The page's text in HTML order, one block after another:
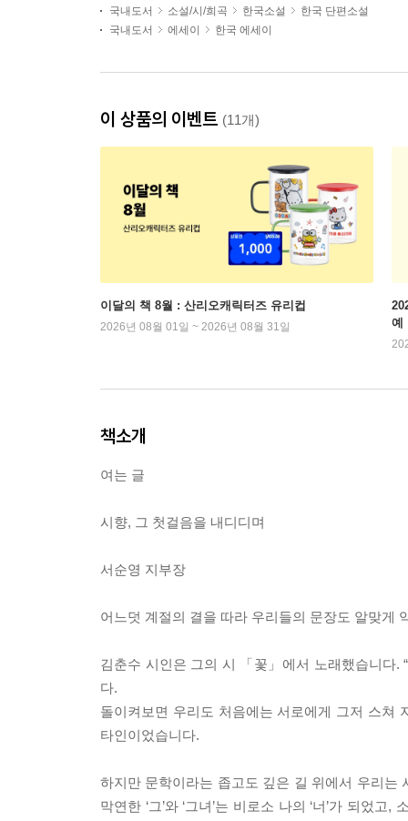
국내도서
소설/시/희곡 한국소설
한국 단편소설
국내도서
에세이 한국 에세이
이 상품의 이벤트 (11개)
이달의 책 8월 : 산리오캐릭터즈 유리컵
2026년 08월 01일 ~ 2026년 08월 31일
예
책소개
여는 글
시향, 그 첫걸음을 내디디며
서순영 지부장
어느덧 계절의 결을 따라 우리들의 문장도 알맞게
김춘수 시인은 그의 시 「꽃」에서 노래했습니다.
다.
돌이켜보면 우리도 처음에는 서로에게 그저 스쳐
타인이었습니다.
하지만 문학이라는 좁고도 깊은 길 위에서 우리는
막연한 ‘그’와 ‘그녀’는 비로소 나의 ‘너’가 되었